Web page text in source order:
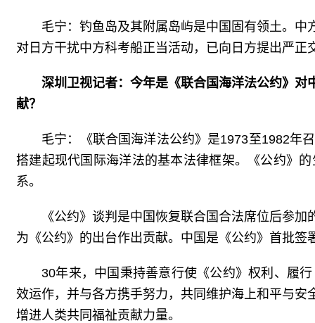
毛宁：钓鱼岛及其附属岛屿是中国固有领土。
对日方干扰中方科考船正当活动，已向日方提出严正
深圳卫视记者：今年是《联合国海洋法公约》
献？
毛宁：《联合国海洋法公约》是1973至1982年
搭建起现代国际海洋法的基本法律框架。《公约》
系。
《公约》谈判是中国恢复联合国合法席位后参
为《公约》的出台作出贡献。中国是《公约》首批
30年来，中国秉持善意行使《公约》权利、履
效运作，并与各方携手努力，共同维护海上和平与
增进人类共同福祉贡献力量。